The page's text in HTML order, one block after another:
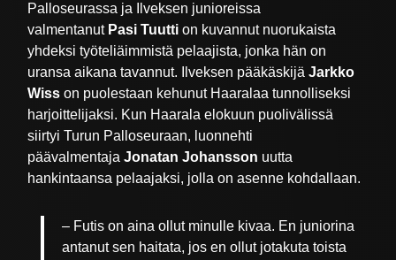
Palloseurassa ja Ilveksen junioreissa
valmentanut Pasi Tuutti on kuvannut nuorukaista
yhdeksi työteliäimmistä pelaajista, jonka hän on
uransa aikana tavannut. Ilveksen pääkäskijäJarkko
Wiss on puolestaan kehunut Haaralaa tunnolliseksi
harjoittelijaksi. Kun Haarala elokuun puolivälissä
siirtyi Turun Palloseuraan, luonnehti
päävalmentajaJonatan Johansson uutta
hankintaansa pelaajaksi, jolla on asenne kohdallaan.
– Futis on aina ollut minulle kivaa. En juniorina
antanut sen haitata, jos en ollut jotakuta toista